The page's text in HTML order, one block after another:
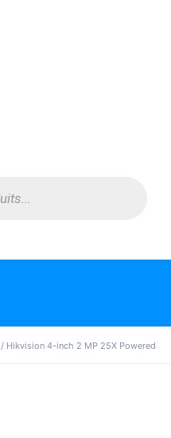
/ Hikvision 4-inch 2 MP 25X Powered